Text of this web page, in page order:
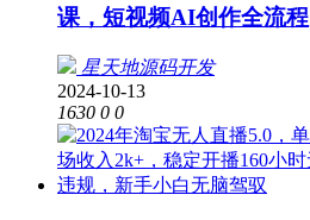
课，短视频AI创作全流程
星天地源码开发
2024-10-13
1630 0 0